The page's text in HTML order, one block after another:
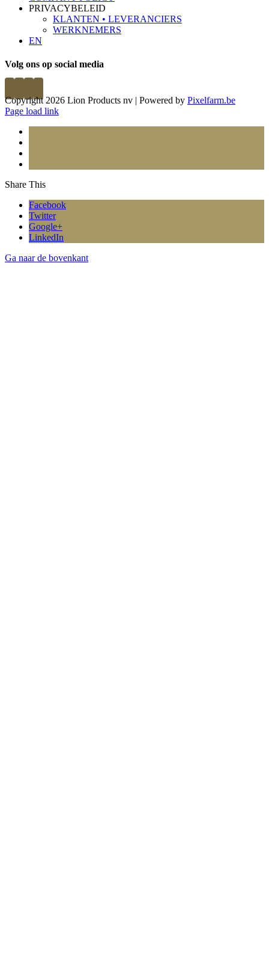
PRIVACYBELEID
KLANTEN • LEVERANCIERS
WERKNEMERS
EN
Volg ons op social media
Copyright 2026 Lion Products nv | Powered by Pixelfarm.be
Page load link
Share This
Facebook
Twitter
Google+
LinkedIn
Ga naar de bovenkant